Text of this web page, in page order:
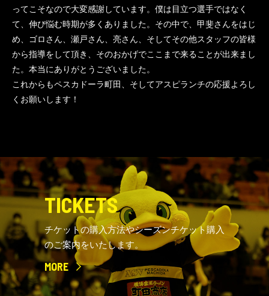
ってこそなので大変感謝しています。僕は目立つ選手ではなく
て、伸び悩む時期が多くありました。その中で、甲斐さんをはじ
め、ゴロさん、瀬戸さん、亮さん、そしてその他スタッフの皆様
から指導をして頂き、そのおかげでここまで来ることが出来まし
た。本当にありがとうございました。
これからもペスカドーラ町田、そしてアスピランチの応援よろし
くお願いします！
TICKETS
チケットの購入方法やシーズンチケット購入
のご案内をいたします。
MORE